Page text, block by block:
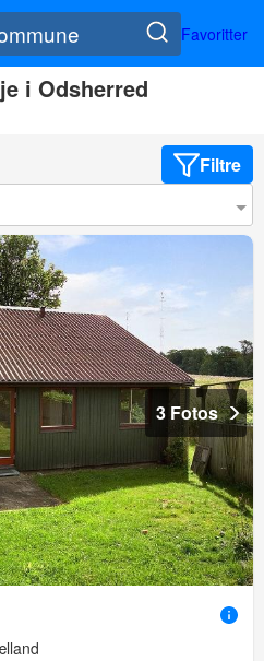
Favoritter
i Odsherred
Filtre
3 Fotos